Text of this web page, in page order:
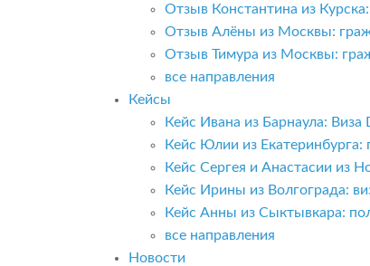
Отзыв Константина из
Отзыв Алёны из Москвы:
Отзыв Тимура из Москвы:
все направления
Кейсы
Кейс Ивана из Барнаула:
Кейс Юлии из Екатеринбурга:
Кейс Сергея и Анастасии из
Кейс Ирины из Волгограда:
Кейс Анны из Сыктывкара:
все направления
Новости